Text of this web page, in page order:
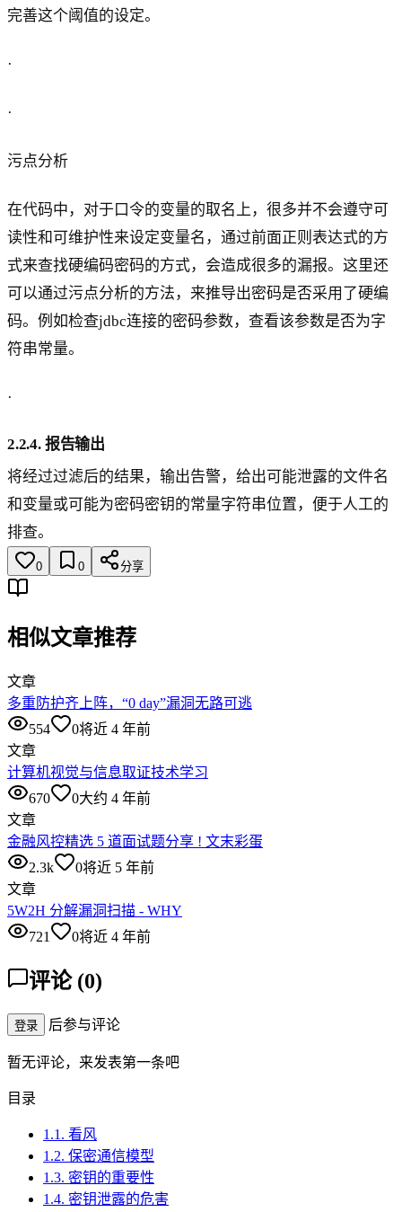
完善这个阈值的设定。
·
·
污点分析
在代码中，对于口令的变量的取名上，很多并不会遵守可
读性和可维护性来设定变量名，通过前面正则表达式的方
式来查找硬编码密码的方式，会造成很多的漏报。这里还
可以通过污点分析的方法，来推导出密码是否采用了硬编
码。例如检查jdbc连接的密码参数，查看该参数是否为字
符串常量。
·
2.2.4. 报告输出
将经过过滤后的结果，输出告警，给出可能泄露的文件名
和变量或可能为密码密钥的常量字符串位置，便于人工的
排查。
0 0 分享
相似文章推荐
文章
多重防护齐上阵，“0 day”漏洞无路可逃
554
0将近 4 年前
文章
计算机视觉与信息取证技术学习
670
0大约 4 年前
文章
金融风控精选 5 道面试题分享 ! 文末彩蛋
2.3k
0将近 5 年前
文章
5W2H 分解漏洞扫描 - WHY
721
0将近 4 年前
评论 (0)
登录 后参与评论
暂无评论，来发表第一条吧
目录
1.1. 看风
1.2. 保密通信模型
1.3. 密钥的重要性
1.4. 密钥泄露的危害